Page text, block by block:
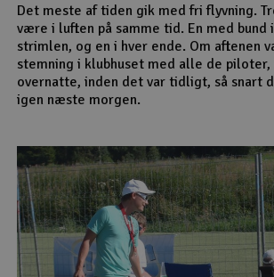
Det meste af tiden gik med fri flyvning.
være i luften på samme tid. En med bund
strimlen, og en i hver ende. Om aftenen
stemning i klubhuset med alle de
overnatte, inden det var tidligt, så snart
igen næste morgen.